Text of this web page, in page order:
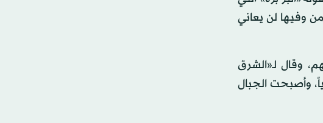
وفيها لن يعاني
وقال لـ«الشرق
وأصبحت الجبال